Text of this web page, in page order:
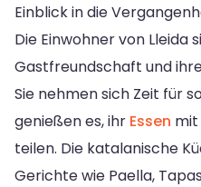
Einblick in die
Die Einwohner von Lleida
Gastfreundschaft und
Sie nehmen sich Zeit für
genießen es, ihr Essen mit
teilen. Die katalanische
Gerichte wie Paella,